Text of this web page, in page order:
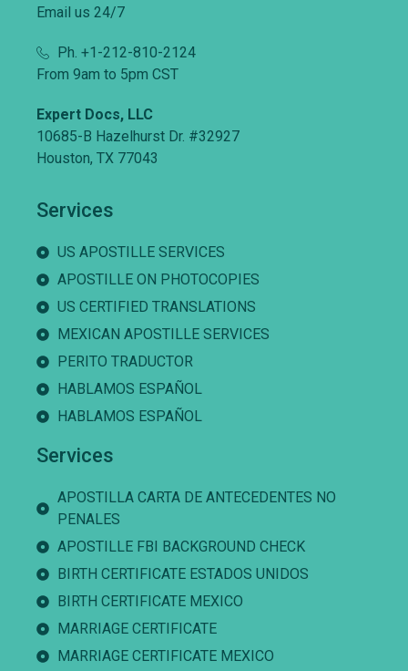
Email us 24/7
Ph. +1-212-810-2124
From 9am to 5pm CST
Expert Docs, LLC
10685-B Hazelhurst Dr. #32927
Houston, TX 77043
Services
US APOSTILLE SERVICES
APOSTILLE ON PHOTOCOPIES
US CERTIFIED TRANSLATIONS
MEXICAN APOSTILLE SERVICES
PERITO TRADUCTOR
HABLAMOS ESPAÑOL
HABLAMOS ESPAÑOL
Services
APOSTILLA CARTA DE ANTECEDENTES NO
PENALES
APOSTILLE FBI BACKGROUND CHECK
BIRTH CERTIFICATE ESTADOS UNIDOS
BIRTH CERTIFICATE MEXICO
MARRIAGE CERTIFICATE
MARRIAGE CERTIFICATE MEXICO